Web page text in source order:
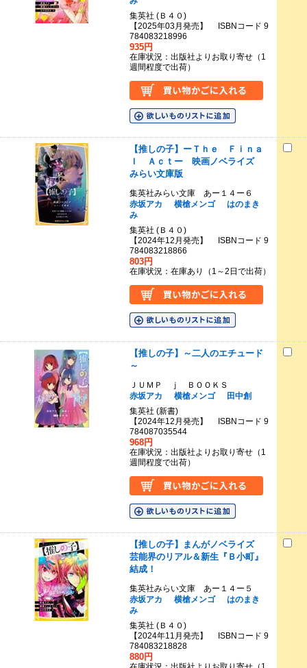
集英社 (Ｂ４０)
【2025年03月発売】 ISBNコード 9
784083218996
935円
在庫状況：出版社よりお取り寄せ（1
週間程度で出荷）
【推しの子】ーＴｈｅ Ｆｉｎａ
ｌ Ａｃｔー 映画ノベライズ
みらい文庫版
集英社みらい文庫 あー１４ー６
赤坂アカ
横槍メンゴ
はのまき
み
集英社 (Ｂ４０)
【2024年12月発売】 ISBNコード 9
784083218866
803円
在庫状況：在庫あり（1～2日で出荷）
【推しの子】～二人のエチュード
～
ＪＵＭＰ ｊ ＢＯＯＫＳ
赤坂アカ
横槍メンゴ
田中創
集英社 (新書)
【2024年12月発売】 ISBNコード 9
784087035544
968円
在庫状況：出版社よりお取り寄せ（1
週間程度で出荷）
【推しの子】まんがノベライズ
芸能界のリアル＆新生『Ｂ小町』
結成！
集英社みらい文庫 あー１４ー５
赤坂アカ
横槍メンゴ
はのまき
み
集英社 (Ｂ４０)
【2024年11月発売】 ISBNコード 9
784083218828
880円